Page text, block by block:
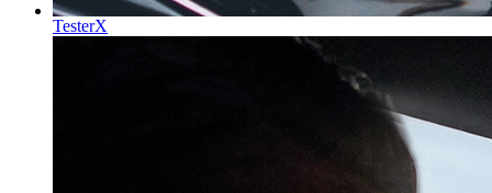
TesterX